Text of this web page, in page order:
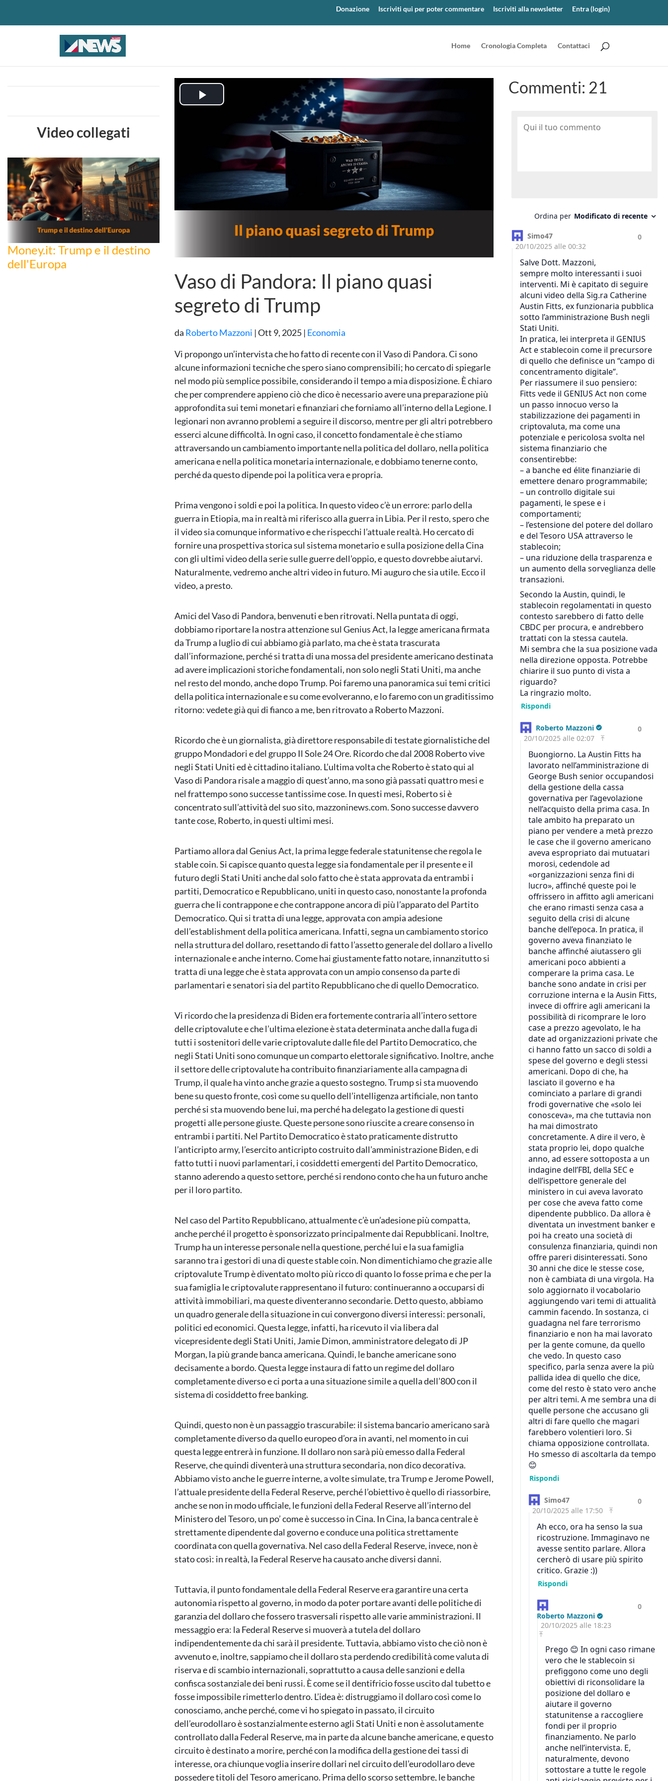
Donazione Iscriviti qui per poter commentare Iscriviti alla newsletter Entra (login)
Home Cronologia Completa Contattaci
Play
Video
Vaso di Pandora: Il piano quasi
segreto di Trump
da Roberto Mazzoni |Ott 9, 2025 | Economia
Vi propongo un’intervista che ho fatto di recente con il Vaso di Pandora. Ci sono
alcune informazioni tecniche che spero siano comprensibili; ho cercato di spiegarle
nel modo più semplice possibile, considerando il tempo a mia disposizione. È chiaro
che per comprendere appieno ciò che dico è necessario avere una preparazione più
approfondita sui temi monetari e finanziari che forniamo all’interno della Legione. I
legionari non avranno problemi a seguire il discorso, mentre per gli altri potrebbero
esserci alcune difficoltà. In ogni caso, il concetto fondamentale è che stiamo
attraversando un cambiamento importante nella politica del dollaro, nella politica
americana e nella politica monetaria internazionale, e dobbiamo tenerne conto,
perché da questo dipende poi la politica vera e propria.
Prima vengono i soldi e poi la politica. In questo video c’è un errore: parlo della
guerra in Etiopia, ma in realtà mi riferisco alla guerra in Libia. Per il resto, spero che
il video sia comunque informativo e che rispecchi l’attuale realtà. Ho cercato di
fornire una prospettiva storica sul sistema monetario e sulla posizione della Cina
con gli ultimi video della serie sulle guerre dell’oppio, e questo dovrebbe aiutarvi.
Naturalmente, vedremo anche altri video in futuro. Mi auguro che sia utile. Ecco il
video, a presto.
Amici del Vaso di Pandora, benvenuti e ben ritrovati. Nella puntata di oggi,
dobbiamo riportare la nostra attenzione sul Genius Act, la legge americana firmata
da Trump a luglio di cui abbiamo già parlato, ma che è stata trascurata
dall’informazione, perché si tratta di una mossa del presidente americano destinata
ad avere implicazioni storiche fondamentali, non solo negli Stati Uniti, ma anche
nel resto del mondo, anche dopo Trump. Poi faremo una panoramica sui temi critici
della politica internazionale e su come evolveranno, e lo faremo con un graditissimo
ritorno: vedete già qui di fianco a me, ben ritrovato a Roberto Mazzoni.
Ricordo che è un giornalista, già direttore responsabile di testate giornalistiche del
gruppo Mondadori e del gruppo Il Sole 24 Ore. Ricordo che dal 2008 Roberto vive
negli Stati Uniti ed è cittadino italiano. L’ultima volta che Roberto è stato qui al
Vaso di Pandora risale a maggio di quest’anno, ma sono già passati quattro mesi e
nel frattempo sono successe tantissime cose. In questi mesi, Roberto si è
concentrato sull’attività del suo sito, mazzoninews.com. Sono successe davvero
tante cose, Roberto, in questi ultimi mesi.
Partiamo allora dal Genius Act, la prima legge federale statunitense che regola le
stable coin. Si capisce quanto questa legge sia fondamentale per il presente e il
futuro degli Stati Uniti anche dal solo fatto che è stata approvata da entrambi i
partiti, Democratico e Repubblicano, uniti in questo caso, nonostante la profonda
guerra che li contrappone e che contrappone ancora di più l’apparato del Partito
Democratico. Qui si tratta di una legge, approvata con ampia adesione
dell’establishment della politica americana. Infatti, segna un cambiamento storico
nella struttura del dollaro, resettando di fatto l’assetto generale del dollaro a livello
internazionale e anche interno. Come hai giustamente fatto notare, innanzitutto si
tratta di una legge che è stata approvata con un ampio consenso da parte di
parlamentari e senatori sia del partito Repubblicano che di quello Democratico.
Vi ricordo che la presidenza di Biden era fortemente contraria all’intero settore
delle criptovalute e che l’ultima elezione è stata determinata anche dalla fuga di
tutti i sostenitori delle varie criptovalute dalle file del Partito Democratico, che
negli Stati Uniti sono comunque un comparto elettorale significativo. Inoltre, anche
il settore delle criptovalute ha contribuito finanziariamente alla campagna di
Trump, il quale ha vinto anche grazie a questo sostegno. Trump si sta muovendo
bene su questo fronte, così come su quello dell’intelligenza artificiale, non tanto
perché si sta muovendo bene lui, ma perché ha delegato la gestione di questi
progetti alle persone giuste. Queste persone sono riuscite a creare consenso in
entrambi i partiti. Nel Partito Democratico è stato praticamente distrutto
l’anticripto army, l’esercito anticripto costruito dall’amministrazione Biden, e di
fatto tutti i nuovi parlamentari, i cosiddetti emergenti del Partito Democratico,
stanno aderendo a questo settore, perché si rendono conto che ha un futuro anche
per il loro partito.
Nel caso del Partito Repubblicano, attualmente c’è un’adesione più compatta,
anche perché il progetto è sponsorizzato principalmente dai Repubblicani. Inoltre,
Trump ha un interesse personale nella questione, perché lui e la sua famiglia
saranno tra i gestori di una di queste stable coin. Non dimentichiamo che grazie alle
criptovalute Trump è diventato molto più ricco di quanto lo fosse prima e che per la
sua famiglia le criptovalute rappresentano il futuro: continueranno a occuparsi di
attività immobiliari, ma queste diventeranno secondarie. Detto questo, abbiamo
un quadro generale della situazione in cui convergono diversi interessi: personali,
politici ed economici. Questa legge, infatti, ha ricevuto il via libera dal
vicepresidente degli Stati Uniti, Jamie Dimon, amministratore delegato di JP
Morgan, la più grande banca americana. Quindi, le banche americane sono
decisamente a bordo. Questa legge instaura di fatto un regime del dollaro
completamente diverso e ci porta a una situazione simile a quella dell’800 con il
sistema di cosiddetto free banking.
Quindi, questo non è un passaggio trascurabile: il sistema bancario americano sarà
completamente diverso da quello europeo d’ora in avanti, nel momento in cui
questa legge entrerà in funzione. Il dollaro non sarà più emesso dalla Federal
Reserve, che quindi diventerà una struttura secondaria, non dico decorativa.
Abbiamo visto anche le guerre interne, a volte simulate, tra Trump e Jerome Powell,
l’attuale presidente della Federal Reserve, perché l’obiettivo è quello di riassorbire,
anche se non in modo ufficiale, le funzioni della Federal Reserve all’interno del
Ministero del Tesoro, un po’ come è successo in Cina. In Cina, la banca centrale è
strettamente dipendente dal governo e conduce una politica strettamente
coordinata con quella governativa. Nel caso della Federal Reserve, invece, non è
stato così: in realtà, la Federal Reserve ha causato anche diversi danni.
Tuttavia, il punto fondamentale della Federal Reserve era garantire una certa
autonomia rispetto al governo, in modo da poter portare avanti delle politiche di
garanzia del dollaro che fossero trasversali rispetto alle varie amministrazioni. Il
messaggio era: la Federal Reserve si muoverà a tutela del dollaro
indipendentemente da chi sarà il presidente. Tuttavia, abbiamo visto che ciò non è
avvenuto e, inoltre, sappiamo che il dollaro sta perdendo credibilità come valuta di
riserva e di scambio internazionali, soprattutto a causa delle sanzioni e della
confisca sostanziale dei beni russi. È come se il dentifricio fosse uscito dal tubetto e
fosse impossibile rimetterlo dentro. L’idea è: distruggiamo il dollaro così come lo
conosciamo, anche perché, come vi ho spiegato in passato, il circuito
dell’eurodollaro è sostanzialmente esterno agli Stati Uniti e non è assolutamente
controllato dalla Federal Reserve, ma in parte da alcune banche americane, e questo
circuito è destinato a morire, perché con la modifica della gestione dei tassi di
interesse, ora chiunque voglia inserire dollari nel circuito dell’eurodollaro deve
possedere titoli del Tesoro americano. Prima dello scorso settembre, le banche
Commenti: 21
Video collegati
Money.it: Trump e il destino
dell'Europa